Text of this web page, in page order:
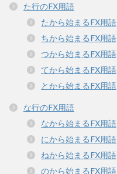
た行のFX用語
たから始まるFX用語
ちから始まるFX用語
つから始まるFX用語
てから始まるFX用語
とから始まるFX用語
な行のFX用語
なから始まるFX用語
にから始まるFX用語
ねから始まるFX用語
のから始まるFX用語